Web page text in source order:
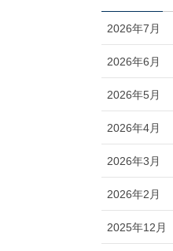
2026年7月
2026年6月
2026年5月
2026年4月
2026年3月
2026年2月
2025年12月